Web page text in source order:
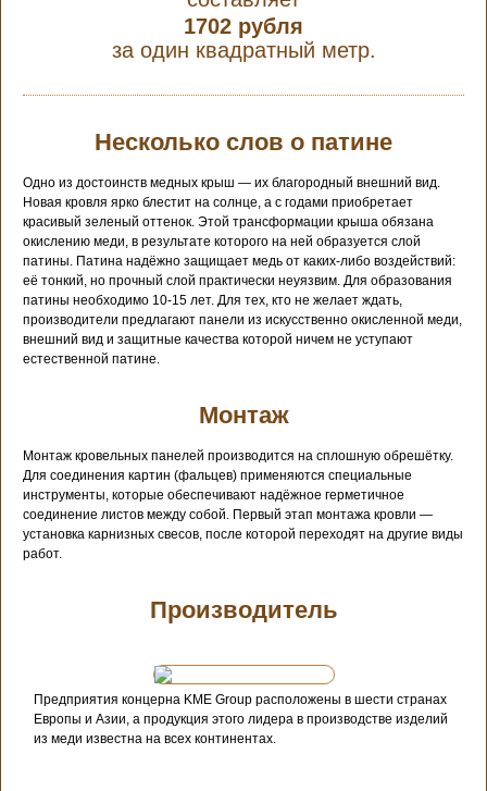
1702 рубля
за один квадратный метр.
Несколько слов о патине
Одно из достоинств медных крыш — их благородный внешний вид.
Новая кровля ярко блестит на солнце, а с годами приобретает
красивый зеленый оттенок. Этой трансформации крыша обязана
окислению меди, в результате которого на ней образуется слой
патины. Патина надёжно защищает медь от каких-либо воздействий:
её тонкий, но прочный слой практически неуязвим. Для образования
патины необходимо 10-15 лет. Для тех, кто не желает ждать,
производители предлагают панели из искусственно окисленной меди,
внешний вид и защитные качества которой ничем не уступают
естественной патине.
Монтаж
Монтаж кровельных панелей производится на сплошную обрешётку.
Для соединения картин (фальцев) применяются специальные
инструменты, которые обеспечивают надёжное герметичное
соединение листов между собой. Первый этап монтажа кровли —
установка карнизных свесов, после которой переходят на другие виды
работ.
Производитель
Предприятия концерна KME Group расположены в шести странах
Европы и Азии, а продукция этого лидера в производстве изделий
из меди известна на всех континентах.